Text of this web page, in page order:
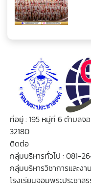
ตารางเรียน ม.6
ที่อยู่ : 195 หมู่ที่ 6 ตำบลจ
32180
ติดต่อ
กลุ่มบริหารทั่วไป : 081-
กลุ่มบริหารวิชาการและง
โรงเรียนจอมพระประชา